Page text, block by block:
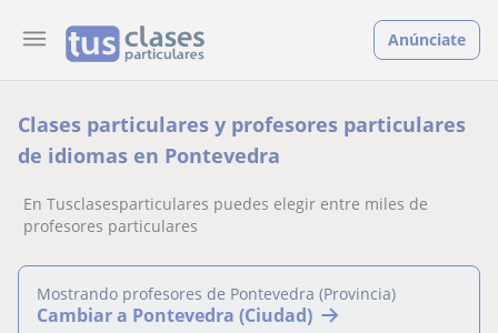
Anúnciate
Clases particulares y profesores particulares
de idiomas en Pontevedra
En Tusclasesparticulares puedes elegir entre miles de
profesores particulares
Mostrando profesores de Pontevedra (Provincia)
Cambiar a Pontevedra (Ciudad)